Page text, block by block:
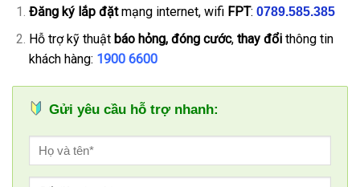
Đăng ký lắp đặtmạng internet, wifi FPT: 0789.585.385
Hỗ trợ kỹ thuật báo hỏng, đóng cước, thay đổithông tin
khách hàng: 1900 6600
Gửi yêu cầu hỗ trợ nhanh: